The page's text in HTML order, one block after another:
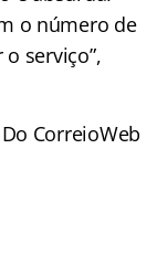
o número de
serviço”,
Do CorreioWeb